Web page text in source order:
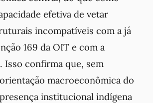
efetiva de vetar
incompatíveis com a já
169 da OIT e com a
Isso confirma que, sem
macroeconômica do
institucional indígena